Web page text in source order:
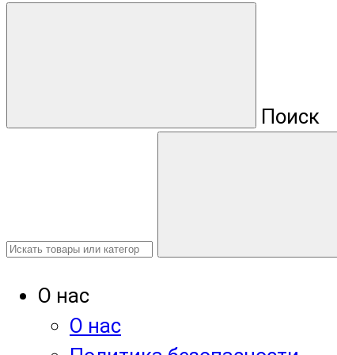
Поиск
О нас
О нас